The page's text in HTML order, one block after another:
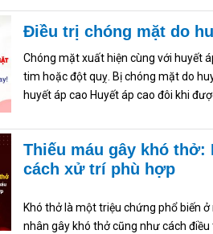
Điều trị chóng mặt do
Chóng mặt xuất hiện cùng với huyết
tim hoặc đột quỵ. Bị chóng mặt do
huyết áp cao Huyết áp cao đôi khi
Thiếu máu gây khó thở:
cách xử trí phù hợp
Khó thở là một triệu chứng phổ biến
nhân gây khó thở cũng như cách